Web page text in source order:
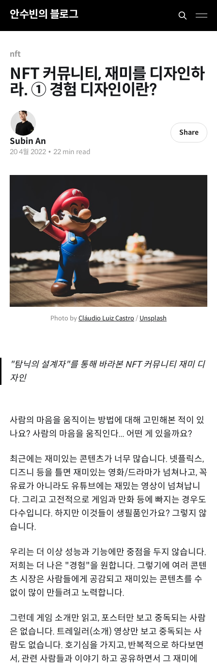
안수빈의 블로그
nft
NFT 커뮤니티, 재미를 디자인하
라. ① 경험 디자인이란?
Subin An
20 4월 2022 • 22 min read
Share
Photo byCláudio Luiz Castro/ Unsplash
"탐닉의 설계자"를 통해 바라본 NFT 커뮤니티 재미 디
자인
사람의 마음을 움직이는 방법에 대해 고민해본 적이 있
나요? 사람의 마음을 움직인다... 어떤 게 있을까요?
최근에는 재미있는 콘텐츠가 너무 많습니다. 넷플릭스,
디즈니 등을 틀면 재미있는 영화/드라마가 넘쳐나고, 꼭
유료가 아니라도 유튜브에는 재밌는 영상이 넘쳐납니
다. 그리고 고전적으로 게임과 만화 등에 빠지는 경우도
다수입니다. 하지만 이것들이 생필품인가요? 그렇지 않
습니다.
우리는 더 이상 성능과 기능에만 중점을 두지 않습니다.
저희는 더 나은 "경험"을 원합니다. 그렇기에 여러 콘텐
츠 시장은 사람들에게 공감되고 재미있는 콘텐츠를 수
없이 많이 만들려고 노력합니다.
그런데 게임 소개만 읽고, 포스터만 보고 중독되는 사람
은 없습니다. 트레일러(소개) 영상만 보고 중독되는 사
람도 없습니다. 호기심을 가지고, 반복적으로 하다보면
서, 관련 사람들과 이야기 하고 공유하면서 그 재미에